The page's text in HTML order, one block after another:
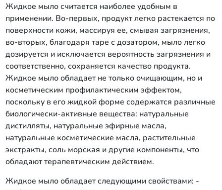
Жидкое мыло считается наиболее удобным в
применении. Во-первых, продукт легко растекается по
поверхности кожи, массируя ее, смывая загрязнения,
во-вторых, благодаря таре с дозатором, мыло легко
дозируется и исключается вероятность загрязнения и
соответственно, сохраняется качество продукта.
Жидкое мыло обладает не только очищающим, но и
косметическим профилактическим эффектом,
поскольку в его жидкой форме содержатся различные
биологически-активные вещества: натуральные
дистилляты, натуральные эфирные масла,
натуральные косметические масла, растительные
экстракты, соль морская и другие компоненты, что
обладают терапевтическим действием.
Жидкое мыло обладает следующими свойствами: -